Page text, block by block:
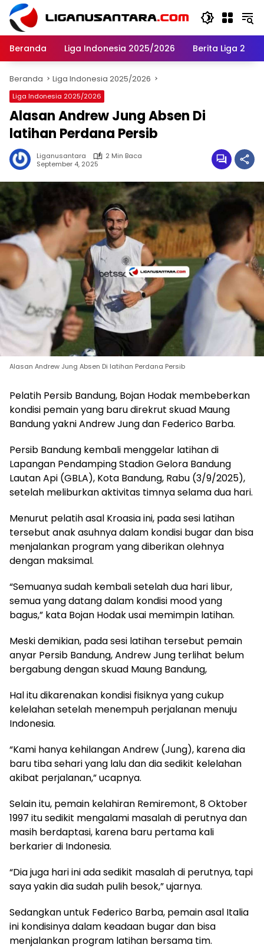
Langsung
konten
Beranda
Liga Indonesia 2025/2026 Berita Liga 2
Beranda Liga Indonesia 2025/2026
Liga Indonesia 2025/2026
Alasan Andrew Jung Absen Di
latihan Perdana Persib
Liganusantara
2 Min Baca
September 4, 2025
Alasan Andrew Jung Absen Di latihan Perdana Persib
Pelatih Persib Bandung, Bojan Hodak membeberkan
kondisi pemain yang baru direkrut skuad Maung
Bandung yakni Andrew Jung dan Federico Barba.
Persib Bandung kembali menggelar latihan di
Lapangan Pendamping Stadion Gelora Bandung
Lautan Api (GBLA), Kota Bandung, Rabu (3/9/2025),
setelah meliburkan aktivitas timnya selama dua hari.
Menurut pelatih asal Kroasia ini, pada sesi latihan
tersebut anak asuhnya dalam kondisi bugar dan bisa
menjalankan program yang diberikan olehnya
dengan maksimal.
“Semuanya sudah kembali setelah dua hari libur,
semua yang datang dalam kondisi mood yang
bagus,” kata Bojan Hodak usai memimpin latihan.
Meski demikian, pada sesi latihan tersebut pemain
anyar Persib Bandung, Andrew Jung terlihat belum
bergabung dengan skuad Maung Bandung,
Hal itu dikarenakan kondisi fisiknya yang cukup
kelelahan setelah menempuh perjalanan menuju
Indonesia.
“Kami hanya kehilangan Andrew (Jung), karena dia
baru tiba sehari yang lalu dan dia sedikit kelelahan
akibat perjalanan,” ucapnya.
Selain itu, pemain kelahiran Remiremont, 8 Oktober
1997 itu sedikit mengalami masalah di perutnya dan
masih berdaptasi, karena baru pertama kali
berkarier di Indonesia.
“Dia juga hari ini ada sedikit masalah di perutnya, tapi
saya yakin dia sudah pulih besok,” ujarnya.
Sedangkan untuk Federico Barba, pemain asal Italia
ini kondisinya dalam keadaan bugar dan bisa
menjalankan program latihan bersama tim.